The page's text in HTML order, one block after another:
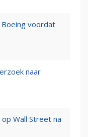
Boeing voordat
naar
Wall Street na